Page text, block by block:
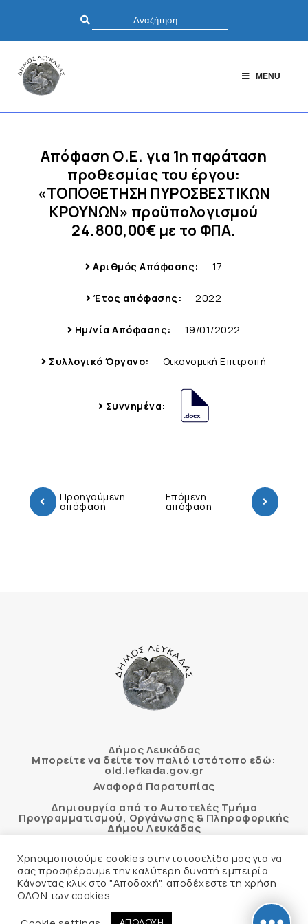
MENU
Απόφαση Ο.Ε. για 1η παράταση
προθεσμίας του έργου:
«ΤΟΠΟΘΕΤΗΣΗ ΠΥΡΟΣΒΕΣΤΙΚΩΝ
ΚΡΟΥΝΩΝ» προϋπολογισμού
24.800,00€ με το ΦΠΑ.
Αριθμός Απόφασης: 17
Έτος απόφασης: 2022
Ημ/νία Απόφασης: 19/01/2022
Συλλογικό Όργανο: Οικονομική Επιτροπή
Συννημένα:
Προηγούμενη
απόφαση
Επόμενη
απόφαση
Δήμος Λευκάδας
Μπορείτε να δείτε τον παλιό ιστότοπο εδώ:
old.lefkada.gov.gr
Αναφορά Παρατυπίας
Δημιουργία από το Αυτοτελές Τμήμα
Προγραμματισμού, Οργάνωσης & Πληροφορικής
Δήμου Λευκάδας
Αυτόματος έλεγχος προσβασιμότητας
δικτυακού τόπου με βάση το πρότυπο WCAG 2.1
Χρησιμοποιούμε cookies στην ιστοσελίδα μας για να
σας προσφέρουμε την καλύτερη δυνατή εμπειρία.
Κάνοντας κλικ στο "Αποδοχή", αποδέχεστε τη χρήση
ΟΛΩΝ των cookies.